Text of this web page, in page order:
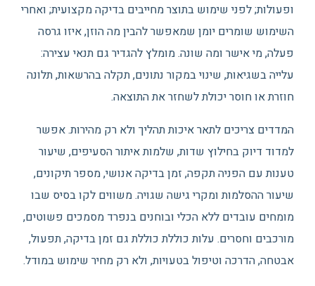
ופעולות; לפני שימוש בתוצר מחייבים בדיקה מקצועית; ואחרי
השימוש שומרים יומן שמאפשר להבין מה הוזן, איזו גרסה
פעלה, מי אישר ומה שונה. מומלץ להגדיר גם תנאי עצירה:
עלייה בשגיאות, שינוי במקור נתונים, תקלה בהרשאות, תלונה
חוזרת או חוסר יכולת לשחזר את התוצאה.
המדדים צריכים לתאר איכות תהליך ולא רק מהירות. אפשר
למדוד דיוק בחילוץ שדות, שלמות איתור הסעיפים, שיעור
טענות עם הפניה תקפה, זמן בדיקה אנושי, מספר תיקונים,
שיעור ההסלמות ומקרי גישה שגויה. משווים לקו בסיס שבו
מומחים עובדים ללא הכלי ובוחנים בנפרד מסמכים פשוטים,
מורכבים וחסרים. עלות כוללת כוללת גם זמן בדיקה, תפעול,
אבטחה, הדרכה וטיפול בטעויות, ולא רק מחיר שימוש במודל.